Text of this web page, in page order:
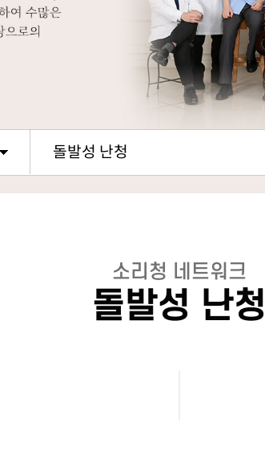
돌발성 난청
소리청 네트워크
돌발성 난청